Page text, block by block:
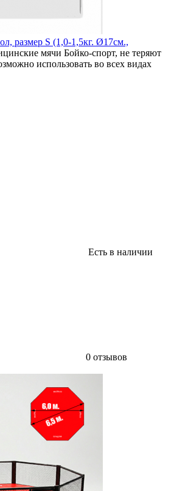
размер S (1,0-1,5кг. Ø17см.,
мячи Бойко-спорт, не теряют
использовать во всех видах
Есть в наличии
0 отзывов